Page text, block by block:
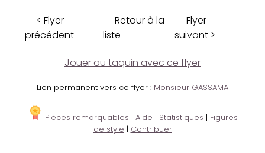
< Flyer
précédent
Retour à la
liste
Flyer
suivant >
Jouer au taquin avec ce flyer
Lien permanent vers ce flyer : Monsieur GASSAMA
Pièces remarquables | Aide | Statistiques | Figures
de style | Contribuer